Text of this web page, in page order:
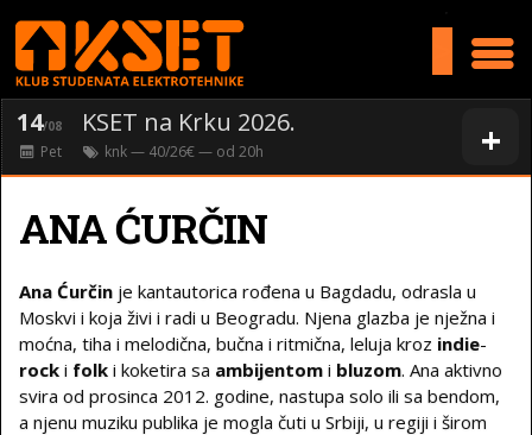
+
14/08 KSET na Krku 2026.
Pet knk— 40/26€ — od 20h
ANA ĆURČIN
Ana Ćurčin je kantautorica rođena u Bagdadu, odrasla u
Moskvi i koja živi i radi u Beogradu. Njena glazba je nježna i
moćna, tiha i melodična, bučna i ritmična, leluja kroz indie-
rock i folk i koketira sa ambijentom i bluzom. Ana aktivno
svira od prosinca 2012. godine, nastupa solo ili sa bendom,
a njenu muziku publika je mogla čuti u Srbiji, u regiji i širom